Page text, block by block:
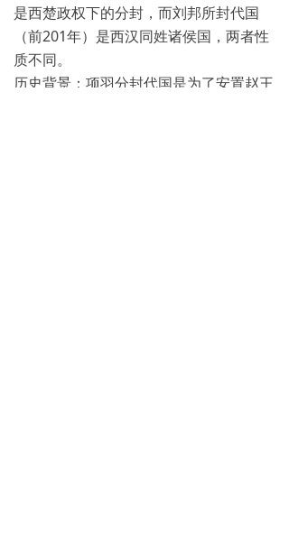
是西楚政权下的分封，而刘邦所封代国
（前201年）是西汉同姓诸侯国，两者性
质不同。
‌历史背景‌：项羽分封代国是为了安置赵王